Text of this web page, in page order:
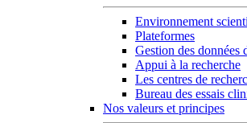
Environnement
Plateformes
Gestion des données
Appui à la recherche
Les centres de
Bureau des essais
Nos valeurs et principes